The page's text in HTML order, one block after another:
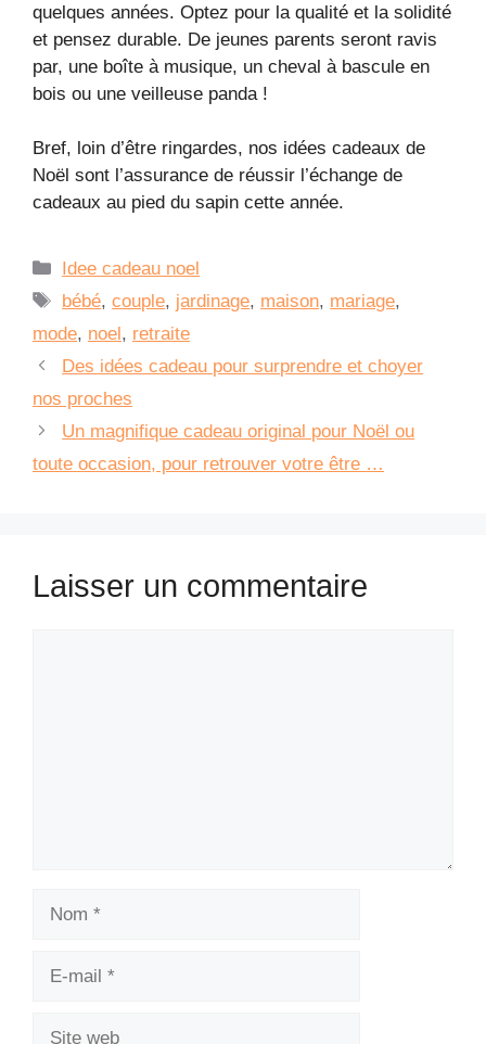
quelques années. Optez pour la qualité et la solidité
et pensez durable. De jeunes parents seront ravis
par, une boîte à musique, un cheval à bascule en
bois ou une veilleuse panda !
Bref, loin d’être ringardes, nos idées cadeaux de
Noël sont l’assurance de réussir l’échange de
cadeaux au pied du sapin cette année.
Catégories
Idee cadeau noel
Étiquettes
bébé,couple, jardinage, maison, mariage,
mode, noel , retraite
Des idées cadeau pour surprendre et choyer
nos proches
Un magnifique cadeau original pour Noël ou
toute occasion, pour retrouver votre être …
Laisser un commentaire